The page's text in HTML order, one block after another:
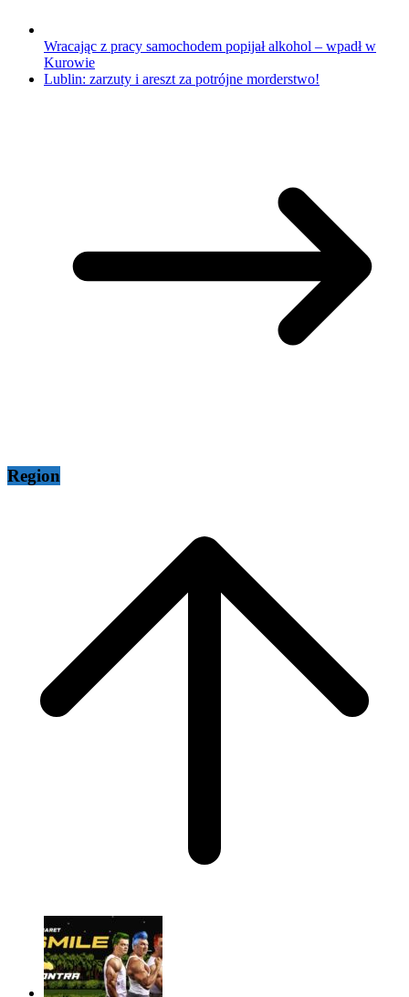
Wracając z pracy samochodem popijał alkohol – wpadł w
Kurowie
Lublin: zarzuty i areszt za potrójne morderstwo!
Region